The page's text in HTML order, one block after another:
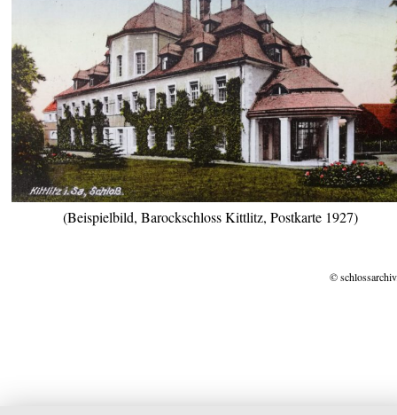
(Beispielbild, Barockschloss Kittlitz, Postkarte 1927)
©